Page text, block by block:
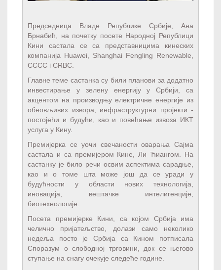
Председница Владе Републике Србије, Ана
Брнабић, на почетку посете Народној Републици
Кини састала се са представницима кинеских
компанија Huawei, Shanghai Fengling Renewable,
CCCC i CRBC.
Главне теме састанка су били планови за додатно
инвестирање у зелену енергију у Србији, са
акцентом на производњу електричне енергије из
обновљивих извора, инфраструктурни пројекти -
постојећи и будући, као и повећање извоза ИКТ
услуга у Кину.
Премијерка се уочи свечаности оварања Сајма
састала и са премијером Кине, Ли Ћиангом. На
састанку је било речи освим аспектима сарадње,
као и о томе шта може још да се уради у
будућности у области нових технологија,
иновација, вештачке интелигенције,
биотехнологије.
Посета премијерке Кини, са којом Србија има
челично пријатељство, долази само неколико
недеља посто је Србија са Кином потписала
Споразум о слободној трговини, док се његово
ступање на снагу очекује следеће године.